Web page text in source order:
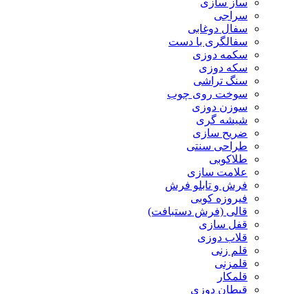
ساز سازی
سراجی
سفال دوغابی
سفالگری با دست
سکمه دوزی
سکه دوزی
سنگ تراشی
سوخت روی چوب
سوزن دوزی
شیشه گری
ضریح سازی
طراحی سنتی
طلاکوبی
علامت سازی
فرش و تابلو فرش
فیروزه کوبی
قالی (فرش دستبافت)
قفل سازی
قلاب دوزی
قلم زنی
قلمزنی
قلمکار
قیطان دوزی